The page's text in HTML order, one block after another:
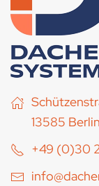
13585
+49 (0)30